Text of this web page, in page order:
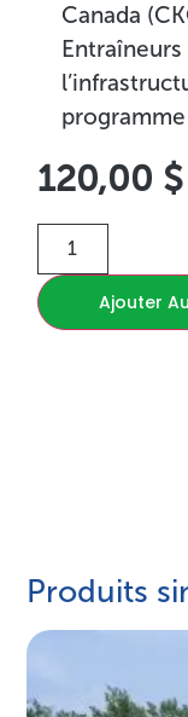
Canada
120,00 $
Ajouter
Produits